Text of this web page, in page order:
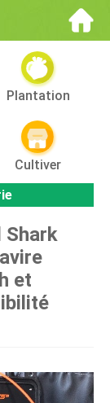
Plantation
Cultiver
Shark
et